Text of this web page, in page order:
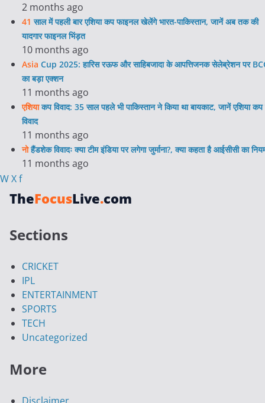
2 months ago
41 साल में पहली बार एशिया कप फाइनल खेलेंगे भारत-पाकिस्तान, जानें अब तक की
यादगार फाइनल भिंड़त
10 months ago
Asia Cup 2025: हारिस रऊफ और साहिबजादा के आपत्तिजनक सेलेब्रेशन पर
का बड़ा एक्शन
11 months ago
एशियाकप विवाद: 35 साल पहले भी पाकिस्तान ने किया था बायकाट, जानें एशिया
विवाद
11 months ago
नोहैंडशेक विवादः क्या टीम इंडिया पर लगेगा जुर्माना?, क्या कहता है आईसीसी का
11 months ago
WXf
TheFocusLive.com
Sections
CRICKET
IPL
ENTERTAINMENT
SPORTS
TECH
Uncategorized
More